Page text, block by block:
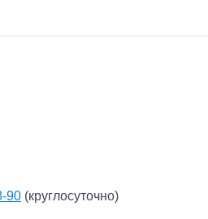
данных
90 (круглосуточно)